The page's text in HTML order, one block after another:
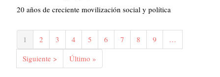
20 años de creciente movilización social y política
Paginación
Página
actual
1 Página
2 Página
3 Página
4 Página
5 Página
6 Página
7 Página
8 Página
9
…
Siguiente
página
Siguiente >
Última
página
Último »